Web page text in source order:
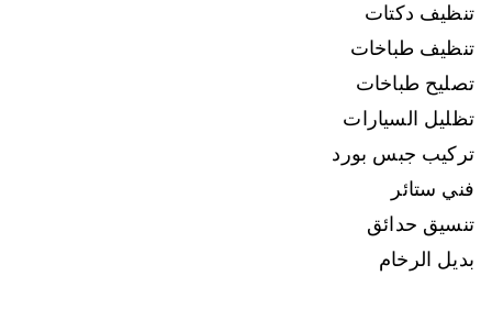
تنظيف دكتات
تنظيف طباخات
تصليح طباخات
تظليل السيارات
تركيب جبس بورد
فني ستائر
تنسيق حدائق
بديل الرخام